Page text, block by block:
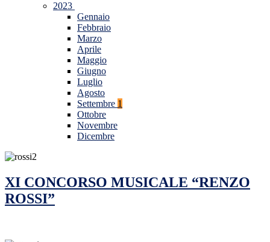
2023
Gennaio
Febbraio
Marzo
Aprile
Maggio
Giugno
Luglio
Agosto
Settembre 1
Ottobre
Novembre
Dicembre
XI CONCORSO MUSICALE “RENZO
ROSSI”